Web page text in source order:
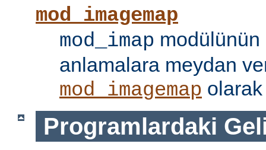
mod_imagemap
mod_imap modülünün
anlamalara meydan
mod_imagemap
Programlardaki